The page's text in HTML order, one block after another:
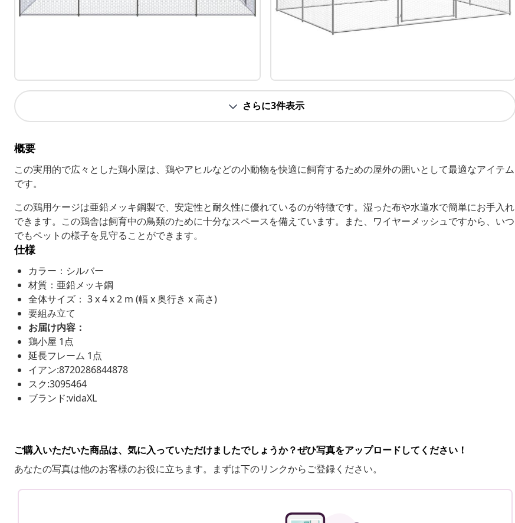
さらに3件表示
概要
この実用的で広々とした鶏小屋は、鶏やアヒルなどの小動物を快適に飼育するための屋外の囲いとして最適なアイテム
です。
この鶏用ケージは亜鉛メッキ鋼製で、安定性と耐久性に優れているのが特徴です。湿った布や水道水で簡単にお手入れ
できます。この鶏舎は飼育中の鳥類のために十分なスペースを備えています。また、ワイヤーメッシュですから、いつ
でもペットの様子を見守ることができます。
仕様
カラー：シルバー
材質：亜鉛メッキ鋼
全体サイズ： 3 x 4 x 2 m (幅 x 奥行き x 高さ)
要組み立て
お届け内容：
鶏小屋 1点
延長フレーム 1点
イアン:8720286844878
スク:3095464
ブランド:vidaXL
ご購入いただいた商品は、気に入っていただけましたでしょうか？ぜひ写真をアップロードしてください！
あなたの写真は他のお客様のお役に立ちます。まずは下のリンクからご登録ください。